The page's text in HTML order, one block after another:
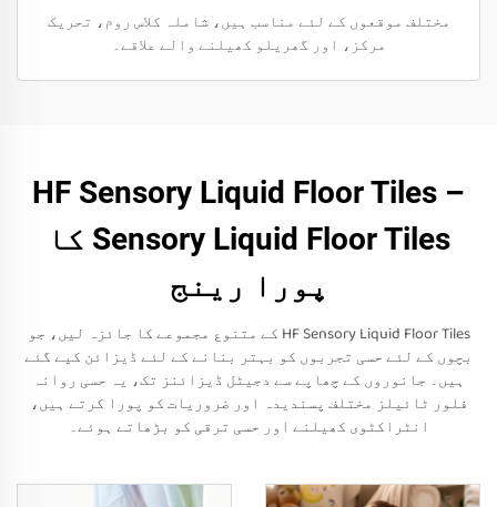
مختلف موقعوں کے لئے مناسب ہیں، شاملہ کلاس روم، تحریک
مرکز، اور گھریلو کھیلنے والے علاقے۔
HF Sensory Liquid Floor Tiles –
Sensory Liquid Floor Tiles کا
پورا رینج
HF Sensory Liquid Floor Tiles کے متنوع مجموعے کا جائزہ لیں، جو
بچوں کے لئے حسی تجربوں کو بہتر بنانے کے لئے ڈیزائن کیے گئے
ہیں۔ جانوروں کے چھاپے سے دجیٹل ڈیزائنز تک، یہ حسی روانہ
فلور ٹائیلز مختلف پسندیدہ اور ضروریات کو پورا کرتے ہیں،
انٹراکٹوی کھیلنے اور حسی ترقی کو بڑھاتے ہوئے۔